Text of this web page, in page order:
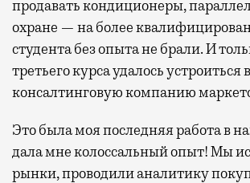
продавать кондиционеры,
охране — на более
студента без опыта не брали. И
третьего курса удалось
консалтинговую компанию
Это была моя последняя работа в
дала мне колоссальный опыт! Мы
рынки, проводили аналитику